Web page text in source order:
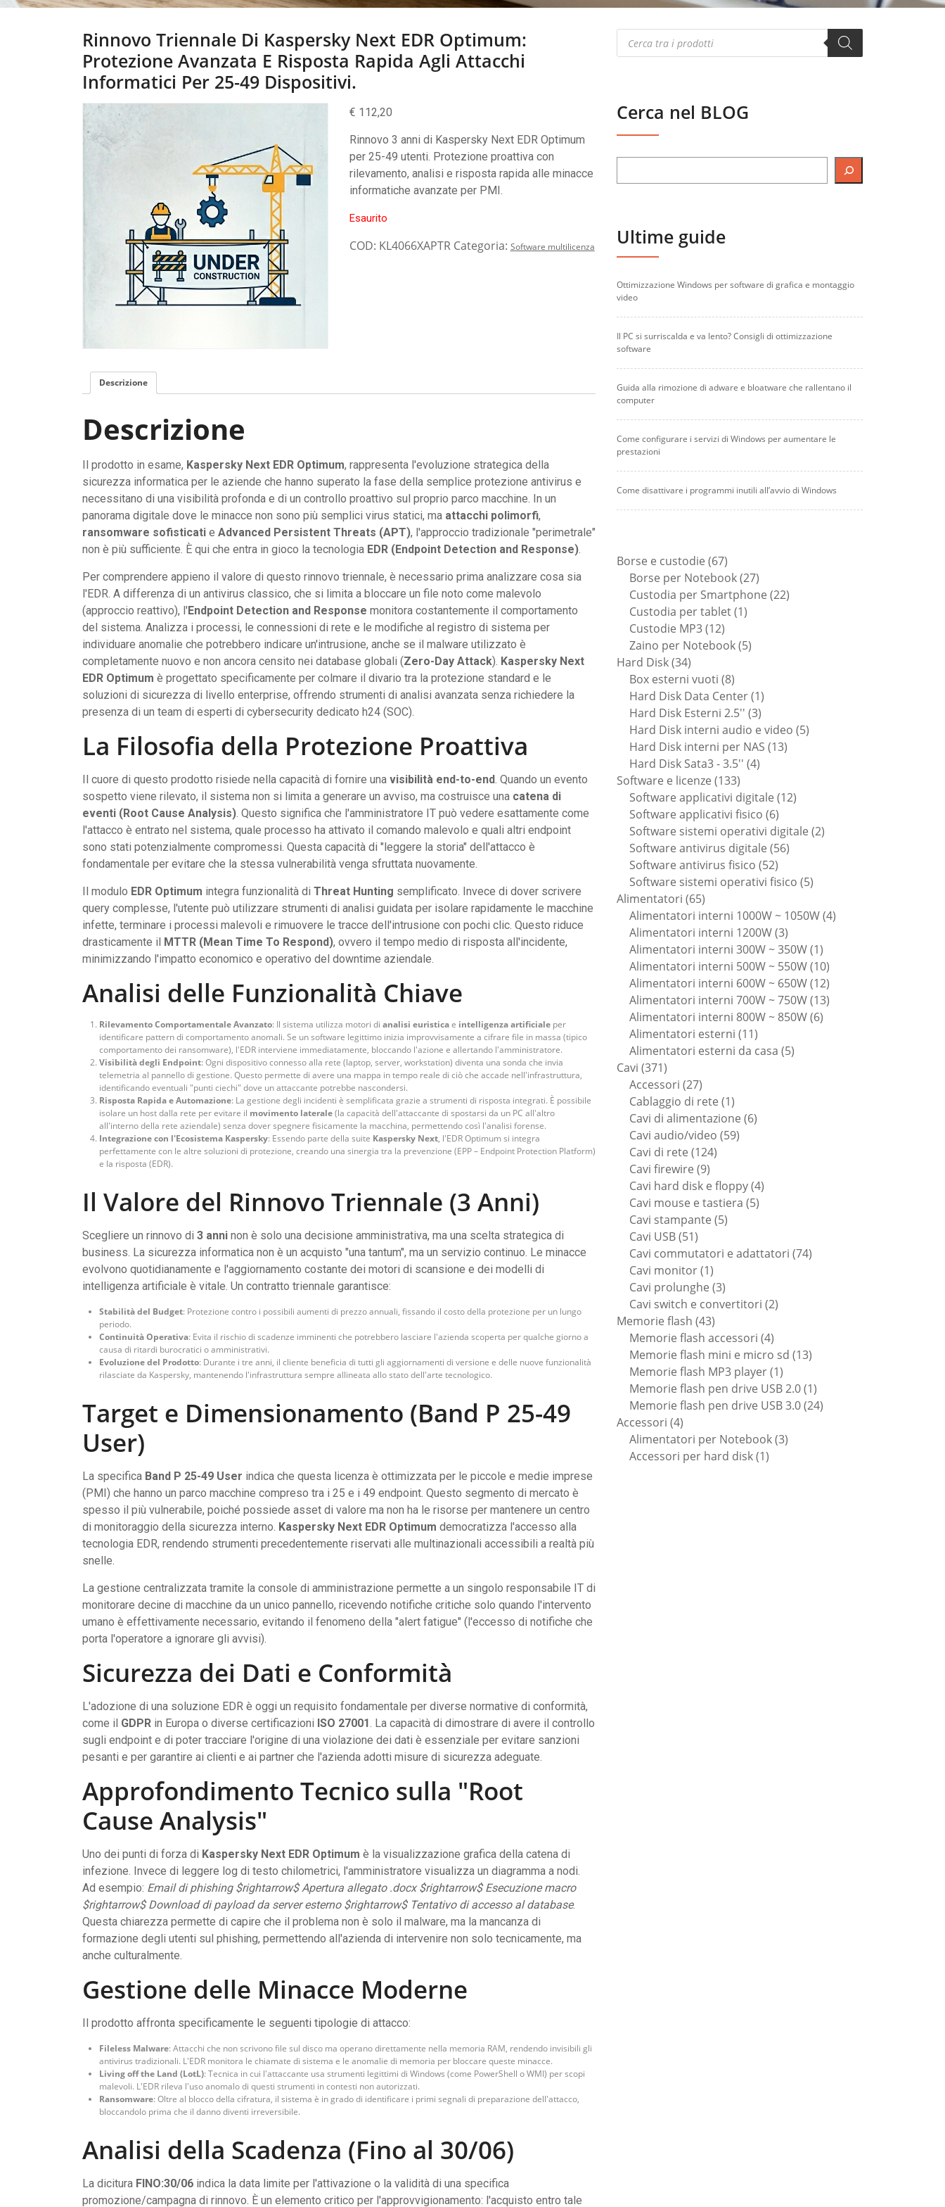
Rinnovo Triennale Di Kaspersky Next EDR Optimum:
Protezione Avanzata E Risposta Rapida Agli Attacchi
Informatici Per 25-49 Dispositivi.
€ 112,20
Rinnovo 3 anni di Kaspersky Next EDR Optimum
per 25-49 utenti. Protezione proattiva con
rilevamento, analisi e risposta rapida alle minacce
informatiche avanzate per PMI.
Esaurito
COD: KL4066XAPTR Categoria: Software multilicenza
Descrizione
Descrizione
Il prodotto in esame, Kaspersky Next EDR Optimum, rappresenta l'evoluzione strategica della
sicurezza informatica per le aziende che hanno superato la fase della semplice protezione antivirus e
necessitano di una visibilità profonda e di un controllo proattivo sul proprio parco macchine. In un
panorama digitale dove le minacce non sono più semplici virus statici, ma attacchi polimorfi,
ransomware sofisticati e Advanced Persistent Threats (APT), l'approccio tradizionale "perimetrale"
non è più sufficiente. È qui che entra in gioco la tecnologia EDR (Endpoint Detection and Response).
Per comprendere appieno il valore di questo rinnovo triennale, è necessario prima analizzare cosa sia
l'EDR. A differenza di un antivirus classico, che si limita a bloccare un file noto come malevolo
(approccio reattivo), l' Endpoint Detection and Response monitora costantemente il comportamento
del sistema. Analizza i processi, le connessioni di rete e le modifiche al registro di sistema per
individuare anomalie che potrebbero indicare un'intrusione, anche se il malware utilizzato è
completamente nuovo e non ancora censito nei database globali (Zero-Day Attack). Kaspersky Next
EDR Optimum è progettato specificamente per colmare il divario tra la protezione standard e le
soluzioni di sicurezza di livello enterprise, offrendo strumenti di analisi avanzata senza richiedere la
presenza di un team di esperti di cybersecurity dedicato h24 (SOC).
La Filosofia della Protezione Proattiva
Il cuore di questo prodotto risiede nella capacità di fornire una visibilità end-to-end. Quando un evento
sospetto viene rilevato, il sistema non si limita a generare un avviso, ma costruisce una catena di
eventi (Root Cause Analysis). Questo significa che l'amministratore IT può vedere esattamente come
l'attacco è entrato nel sistema, quale processo ha attivato il comando malevolo e quali altri endpoint
sono stati potenzialmente compromessi. Questa capacità di "leggere la storia" dell'attacco è
fondamentale per evitare che la stessa vulnerabilità venga sfruttata nuovamente.
Il modulo EDR Optimum integra funzionalità di Threat Hunting semplificato. Invece di dover scrivere
query complesse, l'utente può utilizzare strumenti di analisi guidata per isolare rapidamente le macchine
infette, terminare i processi malevoli e rimuovere le tracce dell'intrusione con pochi clic. Questo riduce
drasticamente il
MTTR (Mean Time To Respond), ovvero il tempo medio di risposta all'incidente,
minimizzando l'impatto economico e operativo del downtime aziendale.
Analisi delle Funzionalità Chiave
Rilevamento Comportamentale Avanzato: Il sistema utilizza motori di analisi euristicae intelligenza artificiale per
identificare pattern di comportamento anomali. Se un software legittimo inizia improvvisamente a cifrare file in massa (tipico
comportamento dei ransomware), l'EDR interviene immediatamente, bloccando l'azione e allertando l'amministratore.
Visibilità degli Endpoint: Ogni dispositivo connesso alla rete (laptop, server, workstation) diventa una sonda che invia
telemetria al pannello di gestione. Questo permette di avere una mappa in tempo reale di ciò che accade nell'infrastruttura,
identificando eventuali "punti ciechi" dove un attaccante potrebbe nascondersi.
Risposta Rapida e Automazione: La gestione degli incidenti è semplificata grazie a strumenti di risposta integrati. È possibile
isolare un host dalla rete per evitare il movimento laterale(la capacità dell'attaccante di spostarsi da un PC all'altro
all'interno della rete aziendale) senza dover spegnere fisicamente la macchina, permettendo così l'analisi forense.
Integrazione con l'Ecosistema Kaspersky: Essendo parte della suite Kaspersky Next, l'EDR Optimum si integra
perfettamente con le altre soluzioni di protezione, creando una sinergia tra la prevenzione (EPP – Endpoint Protection Platform)
e la risposta (EDR).
Il Valore del Rinnovo Triennale (3 Anni)
Scegliere un rinnovo di 3 anni non è solo una decisione amministrativa, ma una scelta strategica di
business. La sicurezza informatica non è un acquisto "una tantum", ma un servizio continuo. Le minacce
evolvono quotidianamente e l'aggiornamento costante dei motori di scansione e dei modelli di
intelligenza artificiale è vitale. Un contratto triennale garantisce:
Stabilità del Budget: Protezione contro i possibili aumenti di prezzo annuali, fissando il costo della protezione per un lungo
periodo.
Continuità Operativa: Evita il rischio di scadenze imminenti che potrebbero lasciare l'azienda scoperta per qualche giorno a
causa di ritardi burocratici o amministrativi.
Evoluzione del Prodotto: Durante i tre anni, il cliente beneficia di tutti gli aggiornamenti di versione e delle nuove funzionalità
rilasciate da Kaspersky, mantenendo l'infrastruttura sempre allineata allo stato dell'arte tecnologico.
Target e Dimensionamento (Band P 25-49
User)
La specifica Band P 25-49 User indica che questa licenza è ottimizzata per le piccole e medie imprese
(PMI) che hanno un parco macchine compreso tra i 25 e i 49 endpoint. Questo segmento di mercato è
spesso il più vulnerabile, poiché possiede asset di valore ma non ha le risorse per mantenere un centro
di monitoraggio della sicurezza interno. Kaspersky Next EDR Optimum democratizza l'accesso alla
tecnologia EDR, rendendo strumenti precedentemente riservati alle multinazionali accessibili a realtà più
snelle.
La gestione centralizzata tramite la console di amministrazione permette a un singolo responsabile IT di
monitorare decine di macchine da un unico pannello, ricevendo notifiche critiche solo quando l'intervento
umano è effettivamente necessario, evitando il fenomeno della "alert fatigue" (l'eccesso di notifiche che
porta l'operatore a ignorare gli avvisi).
Sicurezza dei Dati e Conformità
L'adozione di una soluzione EDR è oggi un requisito fondamentale per diverse normative di conformità,
come il GDPR in Europa o diverse certificazioni ISO 27001. La capacità di dimostrare di avere il controllo
sugli endpoint e di poter tracciare l'origine di una violazione dei dati è essenziale per evitare sanzioni
pesanti e per garantire ai clienti e ai partner che l'azienda adotti misure di sicurezza adeguate.
Approfondimento Tecnico sulla "Root
Cause Analysis"
Uno dei punti di forza di Kaspersky Next EDR Optimum è la visualizzazione grafica della catena di
infezione. Invece di leggere log di testo chilometrici, l'amministratore visualizza un diagramma a nodi.
Ad esempio: Email di phishing $rightarrow$ Apertura allegato .docx $rightarrow$ Esecuzione macro
$rightarrow$ Download di payload da server esterno $rightarrow$ Tentativo di accesso al database.
Questa chiarezza permette di capire che il problema non è solo il malware, ma la mancanza di
formazione degli utenti sul phishing, permettendo all'azienda di intervenire non solo tecnicamente, ma
anche culturalmente.
Gestione delle Minacce Moderne
Il prodotto affronta specificamente le seguenti tipologie di attacco:
Fileless Malware: Attacchi che non scrivono file sul disco ma operano direttamente nella memoria RAM, rendendo invisibili gli
antivirus tradizionali. L'EDR monitora le chiamate di sistema e le anomalie di memoria per bloccare queste minacce.
Living off the Land (LotL): Tecnica in cui l'attaccante usa strumenti legittimi di Windows (come PowerShell o WMI) per scopi
malevoli. L'EDR rileva l'uso anomalo di questi strumenti in contesti non autorizzati.
Ransomware: Oltre al blocco della cifratura, il sistema è in grado di identificare i primi segnali di preparazione dell'attacco,
bloccandolo prima che il danno diventi irreversibile.
Analisi della Scadenza (Fino al 30/06)
La dicitura FINO:30/06 indica la data limite per l'attivazione o la validità di una specifica
promozione/campagna di rinnovo. È un elemento critico per l'approvvigionamento: l'acquisto entro tale
Products
search
Cerca nel BLOG
Ultime guide
Ottimizzazione Windows per software di grafica e montaggio
video
Il PC si surriscalda e va lento? Consigli di ottimizzazione
software
Guida alla rimozione di adware e bloatware che rallentano il
computer
Come configurare i servizi di Windows per aumentare le
prestazioni
Come disattivare i programmi inutili all’avvio di Windows
Borse e custodie 6767
prodotti
Borse per Notebook 2727
prodotti
Custodia per Smartphone 2222
Custodia per tablet 11
Custodie MP3 1212
prodotti
Zaino per Notebook 55
Hard Disk 3434
prodotti
Box esterni vuoti 88
prodotti
Hard Disk Data Center 11
prodotto
Hard Disk Esterni 2.5'' 33
prodotti
Hard Disk interni audio e video 55
Hard Disk interni per NAS 1313
Hard Disk Sata3 - 3.5'' 44
Software e licenze 133133
prodotti
Software applicativi digitale 1212
Software applicativi fisico 66
prodotti
Software sistemi operativi digitale 22
Software antivirus digitale 5656
Software antivirus fisico 5252
prodotti
Software sistemi operativi fisico 55
Alimentatori 6565
prodotti
Alimentatori interni 1000W ~ 1050W 44
Alimentatori interni 1200W 33
prodotti
Alimentatori interni 300W ~ 350W 11
prodotto
Alimentatori interni 500W ~ 550W 1010
prodotti
Alimentatori interni 600W ~ 650W 1212
prodotti
Alimentatori interni 700W ~ 750W 1313
Alimentatori interni 800W ~ 850W 66
Alimentatori esterni 1111
prodotti
Alimentatori esterni da casa 55
Cavi 371371
prodotti
Accessori 2727
prodotti
Cablaggio di rete 11
prodotto
Cavi di alimentazione 66
Cavi audio/video 5959
Cavi di rete 124124
Cavi firewire 99
prodotti
Cavi hard disk e floppy 44
Cavi mouse e tastiera 55
Cavi stampante 55
Cavi USB 5151
prodotti
Cavi commutatori e adattatori 7474
Cavi monitor 11
prodotto
Cavi prolunghe 33
prodotti
Cavi switch e convertitori 22
Memorie flash 4343
prodotti
Memorie flash accessori 44
prodotti
Memorie flash mini e micro sd 1313
Memorie flash MP3 player 11
prodotto
Memorie flash pen drive USB 2.0 11
prodotto
Memorie flash pen drive USB 3.0 2424
Accessori 44
prodotti
Alimentatori per Notebook 33
Accessori per hard disk 11